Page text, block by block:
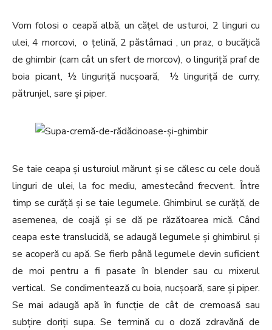
Vom folosi o ceapă albă, un cățel de usturoi, 2 linguri cu
ulei, 4 morcovi, o țelină, 2 păstârnaci , un praz, o bucățică
de ghimbir (cam cât un sfert de morcov), o linguriță praf de
boia picant, ½ linguriță nucșoară, ½ linguriță de curry,
pătrunjel, sare și piper.
Se taie ceapa și usturoiul mărunt și se călesc cu cele două
linguri de ulei, la foc mediu, amestecând frecvent. Între
timp se curăță și se taie legumele. Ghimbirul se curăță, de
asemenea, de coajă și se dă pe răzătoarea mică. Când
ceapa este translucidă, se adaugă legumele și ghimbirul și
se acoperă cu apă. Se fierb până legumele devin suficient
de moi pentru a fi pasate în blender sau cu mixerul
vertical. Se condimentează cu boia, nucșoară, sare și piper.
Se mai adaugă apă în funcție de cât de cremoasă sau
subțire doriți supa. Se termină cu o doză zdravănă de